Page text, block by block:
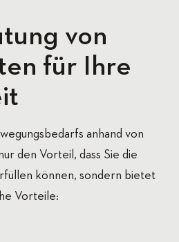
von
für Ihre
anhand von
den Vorteil, dass Sie die
können, sondern bietet
Vorteile: